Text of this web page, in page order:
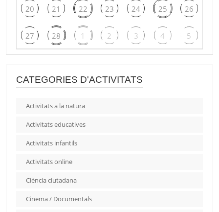
20 21 22 23 24 25 26
27 28 1 2 3 4 5
CATEGORIES D'ACTIVITATS
Activitats a la natura
Activitats educatives
Activitats infantils
Activitats online
Ciència ciutadana
Cinema / Documentals